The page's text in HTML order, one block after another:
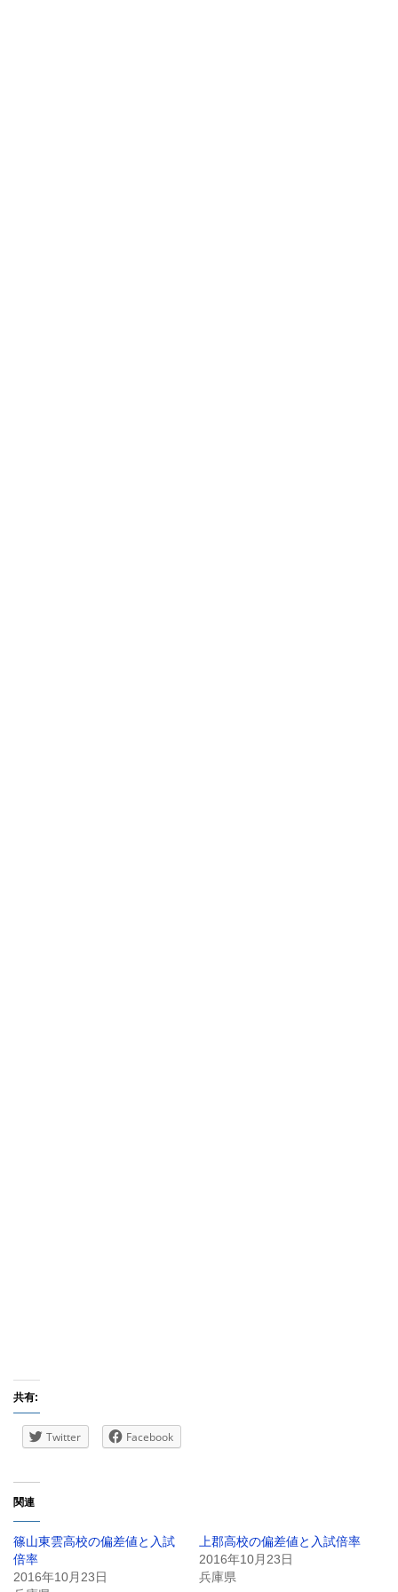
共有:
Twitter Facebook
関連
篠山東雲高校の偏差値と入試
倍率
2016年10月23日
上郡高校の偏差値と入試倍率
2016年10月23日
兵庫県